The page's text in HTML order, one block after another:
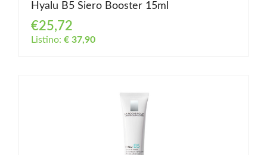
Hyalu B5 Siero Booster 15ml
€25,72
Listino: € 37,90